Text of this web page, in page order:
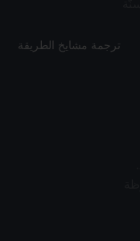
ترجمة مشايخ الطريقة